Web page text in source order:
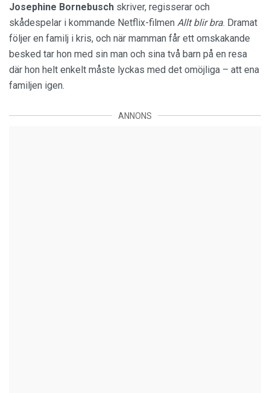
Josephine Bornebusch skriver, regisserar och
skådespelar i kommande Netflix-filmen Allt blir bra. Dramat
följer en familj i kris, och när mamman får ett omskakande
besked tar hon med sin man och sina två barn på en resa
där hon helt enkelt måste lyckas med det omöjliga – att ena
familjen igen.
ANNONS